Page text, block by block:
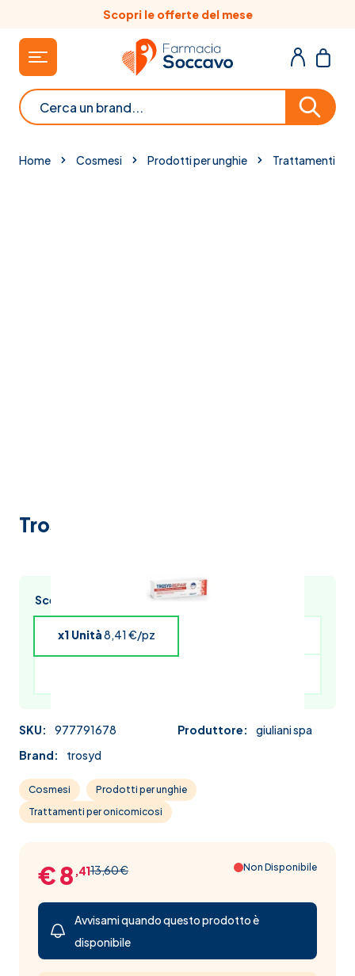
Salta al contenutoScopri le offerte del mese
Cerca
Home Cosmesi Prodotti per unghie Trattamenti
Trosyd repair 25ml
Scegli l’acquisto multiplo e risparmia
x1 Unità8,41 €/pz
SKU: 977791678 Produttore:
giuliani spa
Brand:
trosyd
Cosmesi
Prodotti per unghie
Trattamenti per onicomicosi
13,60 €
€ 8 ,41 Non Disponibile
Avvisami quando questo prodotto è
disponibile